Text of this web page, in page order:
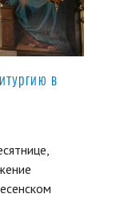
в